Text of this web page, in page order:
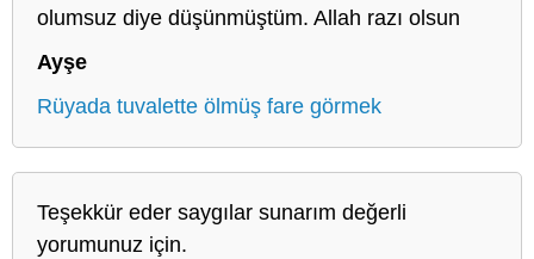
olumsuz diye düşünmüştüm. Allah razı olsun
Ayşe
Rüyada tuvalette ölmüş fare görmek
Teşekkür eder saygılar sunarım değerli
yorumunuz için.